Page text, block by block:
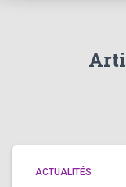
ACTUALITÉS